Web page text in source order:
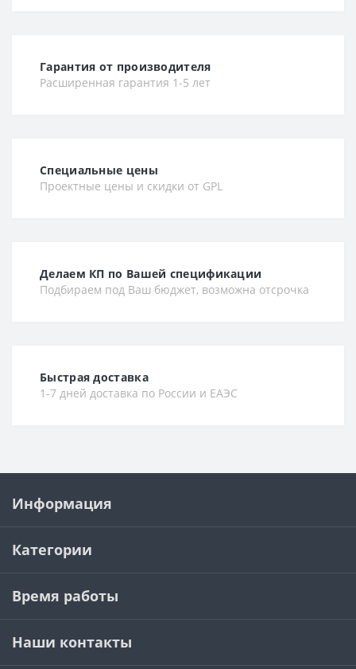
Гарантия от производителя
Расширенная гарантия 1-5 лет
Специальные цены
Проектные цены и скидки от GPL
Делаем КП по Вашей спецификации
Подбираем под Ваш бюджет, возможна отсрочка
Быстрая доставка
1-7 дней доставка по России и ЕАЭС
Информация
Категории
Время работы
Наши контакты